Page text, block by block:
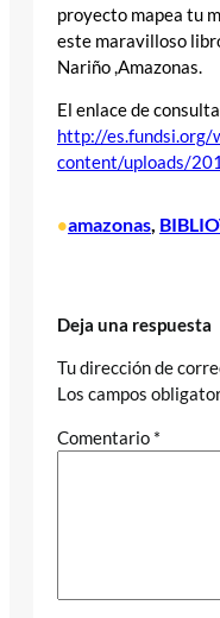
proyecto mapea tu
este maravilloso
Nariño ,Amazonas.
El enlace de
http://es.fundsi.org/
content/uploads/
•amazonas,
Deja una respuesta
Tu dirección de
Los campos
Comentario *